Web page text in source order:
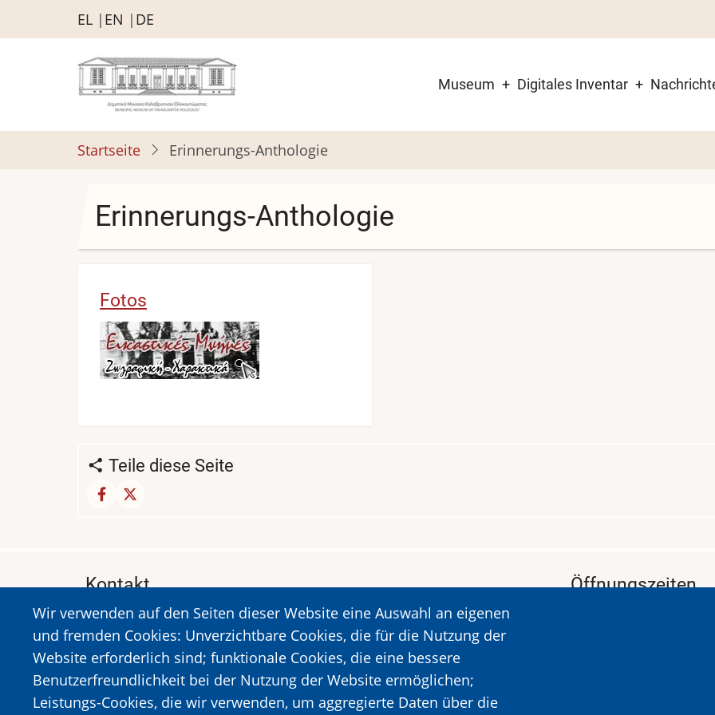
zum
EL EN DE
Museum Digitales Inventar
Startseite Erinnerungs-Anthologie
Erinnerungs-Anthologie
Fotos
Bild
Teile diese Seite
Wir verwenden auf den Seiten dieser Website eine Auswahl an eigenen
und fremden Cookies: Unverzichtbare Cookies, die für die Nutzung der
Website erforderlich sind; funktionale Cookies, die eine bessere
Benutzerfreundlichkeit bei der Nutzung der Website ermöglichen;
Leistungs-Cookies, die wir verwenden, um aggregierte Daten über die
Kontakt
MUSEUM DES HOLOCAUSTS DER STADT KALAVRYTA
A. Sigros 1-5, Kalavrita, PLZ 25001
Tel:+302692023646,+302692360220
https://www.dmko.gr || info@dmko.gr
Öffnungszeiten